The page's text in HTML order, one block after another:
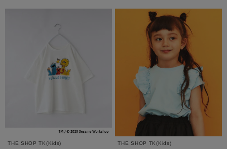
THE SHOP TK(Kids)
THE SHOP TK(Kids)